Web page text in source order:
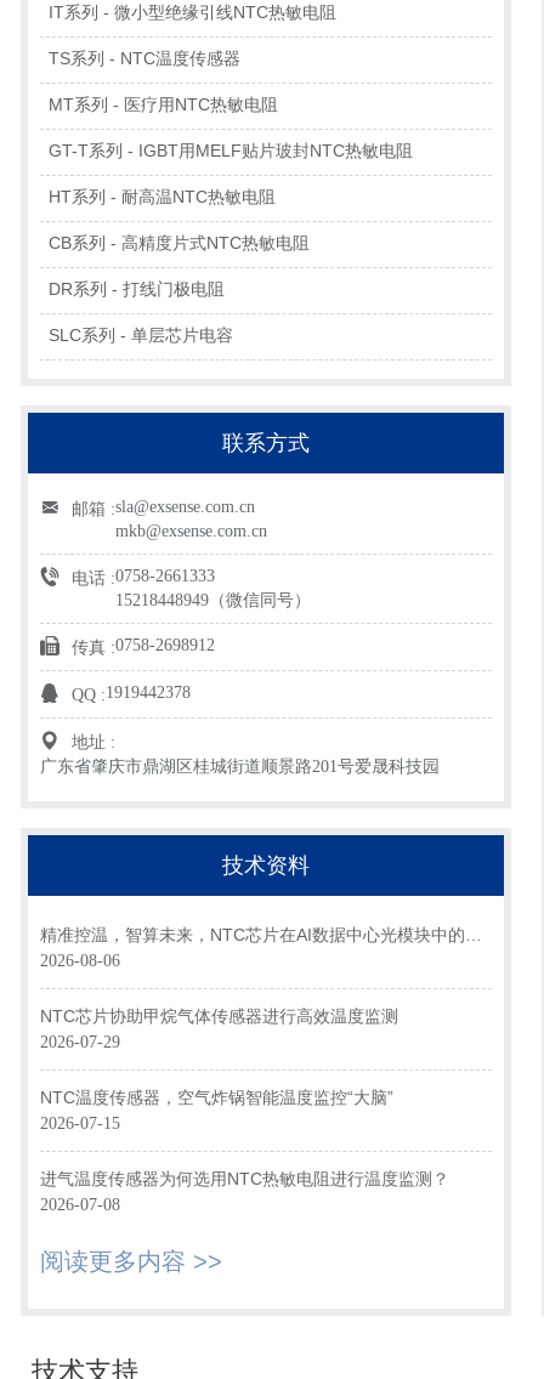
IT系列 - 微小型绝缘引线NTC热敏电阻
TS系列 - NTC温度传感器
MT系列 - 医疗用NTC热敏电阻
GT-T系列 - IGBT用MELF贴片玻封NTC热敏电阻
HT系列 - 耐高温NTC热敏电阻
CB系列 - 高精度片式NTC热敏电阻
DR系列 - 打线门极电阻
SLC系列 - 单层芯片电容
联系方式
邮箱 :sla@exsense.com.cn
mkb@exsense.com.cn
电话 :0758-2661333
15218448949（微信同号）
传真 :0758-2698912
QQ :1919442378
地址 :
广东省肇庆市鼎湖区桂城街道顺景路201号爱晟科技园
技术资料
精准控温，智算未来，NTC芯片在AI数据中心光模块中的关
键应用
2026-08-06
NTC芯片协助甲烷气体传感器进行高效温度监测
2026-07-29
NTC温度传感器，空气炸锅智能温度监控“大脑”
2026-07-15
进气温度传感器为何选用NTC热敏电阻进行温度监测？
2026-07-08
阅读更多内容 >>
技术支持